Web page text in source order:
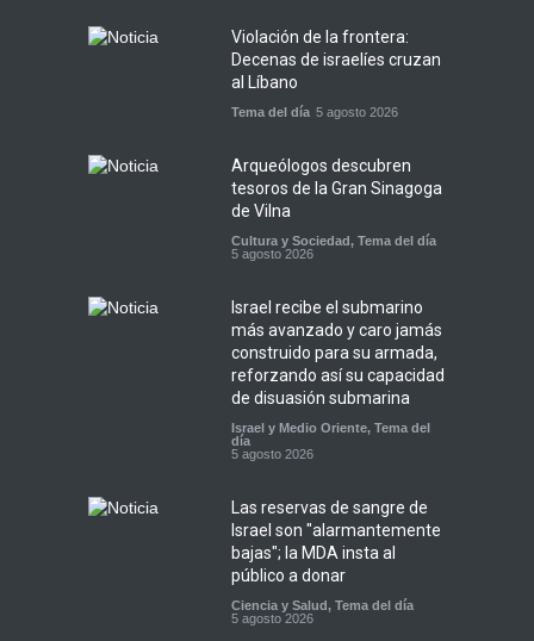
Violación de la frontera:
Decenas de israelíes cruzan
al Líbano
Tema del día 5 agosto 2026
Arqueólogos descubren
tesoros de la Gran Sinagoga
de Vilna
Cultura y Sociedad, Tema del día
5 agosto 2026
Israel recibe el submarino
más avanzado y caro jamás
construido para su armada,
reforzando así su capacidad
de disuasión submarina
Israel y Medio Oriente, Tema del
día
5 agosto 2026
Las reservas de sangre de
Israel son "alarmantemente
bajas"; la MDA insta al
público a donar
Ciencia y Salud, Tema del día
5 agosto 2026